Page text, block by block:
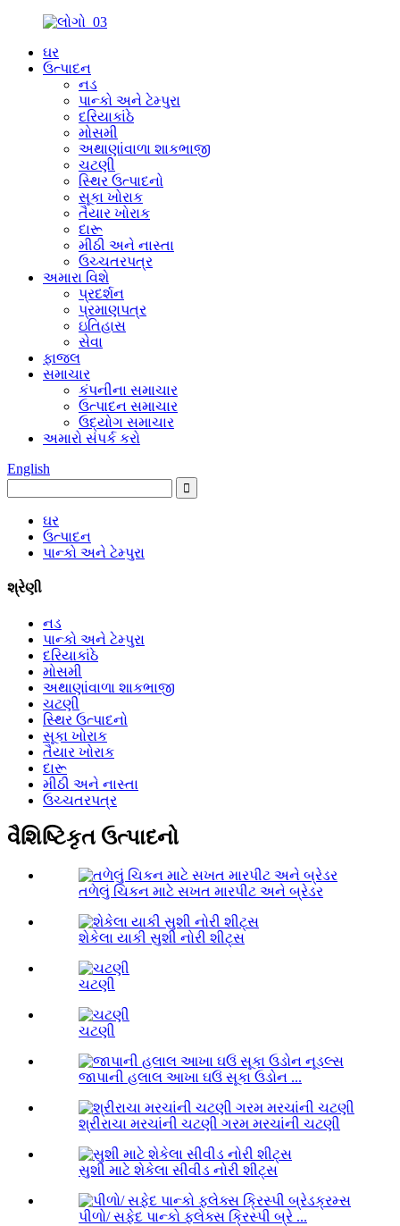
ઘર
ઉત્પાદન
નડ
પાન્કો અને ટેમ્પુરા
દરિયાકાંઠે
મોસમી
અથાણાંવાળા શાકભાજી
ચટણી
સ્થિર ઉત્પાદનો
સૂકા ખોરાક
તૈયાર ખોરાક
દારૂ
મીઠી અને નાસ્તા
ઉચ્ચતરપત્ર
અમારા વિશે
પ્રદર્શન
પ્રમાણપત્ર
ઇતિહાસ
સેવા
ફાજલ
સમાચાર
કંપનીના સમાચાર
ઉત્પાદન સમાચાર
ઉદ્યોગ સમાચાર
અમારો સંપર્ક કરો
English
ઘર
ઉત્પાદન
પાન્કો અને ટેમ્પુરા
શ્રેણી
નડ
પાન્કો અને ટેમ્પુરા
દરિયાકાંઠે
મોસમી
અથાણાંવાળા શાકભાજી
ચટણી
સ્થિર ઉત્પાદનો
સૂકા ખોરાક
તૈયાર ખોરાક
દારૂ
મીઠી અને નાસ્તા
ઉચ્ચતરપત્ર
વૈશિષ્ટિકૃત ઉત્પાદનો
તળેલું ચિકન માટે સખત મારપીટ અને બ્રેડર
શેકેલા યાકી સુશી નોરી શીટ્સ
ચટણી
ચટણી
જાપાની હલાલ આખા ઘઉં સૂકા ઉડોન ...
શ્રીરાચા મરચાંની ચટણી ગરમ મરચાંની ચટણી
સુશી માટે શેકેલા સીવીડ નોરી શીટ્સ
પીળો/ સફેદ પાન્કો ફ્લેક્સ ક્રિસ્પી બ્રે ...